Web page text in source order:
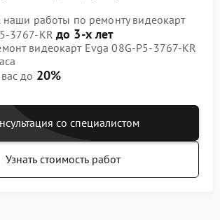
наши работы по ремонту видеокарт
3767-KR до 3-х лет
видеокарт Evga 08G-P5-3767-KR
до 20%
со специалистом
Узнать стоимость работ